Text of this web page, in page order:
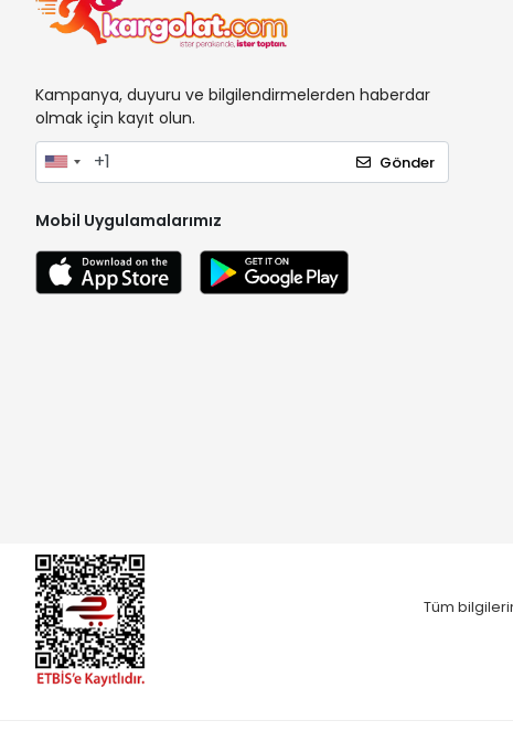
Kampanya, duyuru ve bilgilendirmelerden haberdar
olmak için kayıt olun.
Gönder
Mobil Uygulamalarımız
Tüm